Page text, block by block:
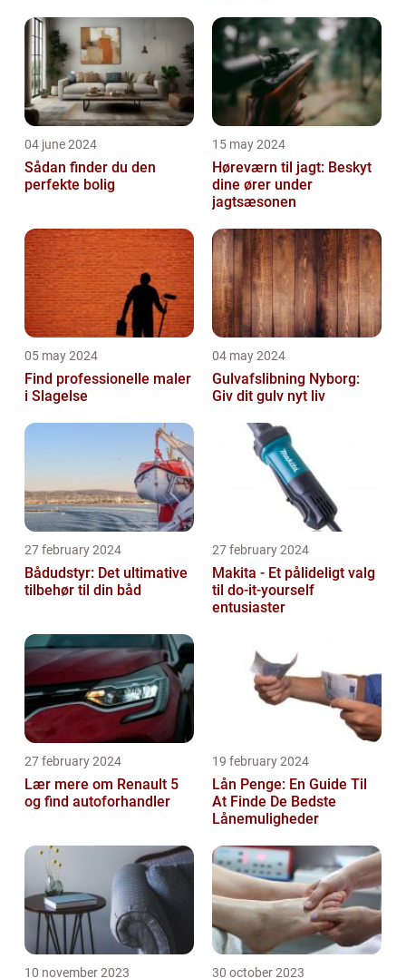
04 june 2024
Sådan finder du den
perfekte bolig
15 may 2024
Høreværn til jagt: Beskyt
dine ører under
jagtsæsonen
05 may 2024
Find professionelle maler
i Slagelse
04 may 2024
Gulvafslibning Nyborg:
Giv dit gulv nyt liv
27 february 2024
Bådudstyr: Det ultimative
tilbehør til din båd
27 february 2024
Makita - Et pålideligt valg
til do-it-yourself
entusiaster
27 february 2024
Lær mere om Renault 5
og find autoforhandler
19 february 2024
Lån Penge: En Guide Til
At Finde De Bedste
Lånemuligheder
10 november 2023 30 october 2023